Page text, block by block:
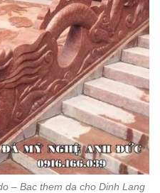
– Bac them da cho Dinh Lang